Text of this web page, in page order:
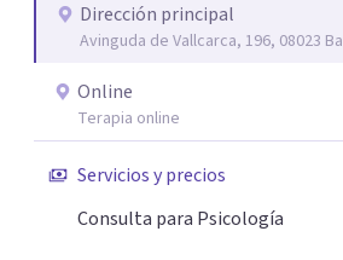
Dirección principal
Avinguda de Vallcarca, 196, 08023
Online
Terapia online
Servicios y precios
Consulta para Psicología